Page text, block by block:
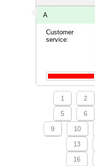
A
Customer
service:
1 2
5 6
9 10
13
16